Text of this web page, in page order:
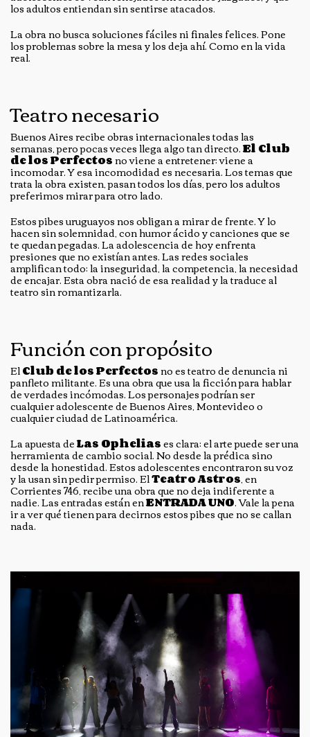
los adultos entiendan sin sentirse atacados.
La obra no busca soluciones fáciles ni finales felices. Pone
los problemas sobre la mesa y los deja ahí. Como en la vida
real.
Teatro necesario
Buenos Aires recibe obras internacionales todas las
semanas, pero pocas veces llega algo tan directo.El Club
de los Perfectosno viene a entretener: viene a
incomodar. Y esa incomodidad es necesaria. Los temas que
trata la obra existen, pasan todos los días, pero los adultos
preferimos mirar para otro lado.
Estos pibes uruguayos nos obligan a mirar de frente. Y lo
hacen sin solemnidad, con humor ácido y canciones que se
te quedan pegadas. La adolescencia de hoy enfrenta
presiones que no existían antes. Las redes sociales
amplifican todo: la inseguridad, la competencia, la necesidad
de encajar. Esta obra nació de esa realidad y la traduce al
teatro sin romantizarla.
Función con propósito
ElClub de los Perfectosno es teatro de denuncia ni
panfleto militante. Es una obra que usa la ficción para hablar
de verdades incómodas. Los personajes podrían ser
cualquier adolescente de Buenos Aires, Montevideo o
cualquier ciudad de Latinoamérica.
La apuesta deLas Opheliases clara: el arte puede ser una
herramienta de cambio social. No desde la prédica sino
desde la honestidad. Estos adolescentes encontraron su voz
y la usan sin pedir permiso. ElTeatro Astros, en
Corrientes 746, recibe una obra que no deja indiferente a
nadie. Las entradas están enENTRADA UNO. Vale la pena
ir a ver qué tienen para decirnos estos pibes que no se callan
nada.